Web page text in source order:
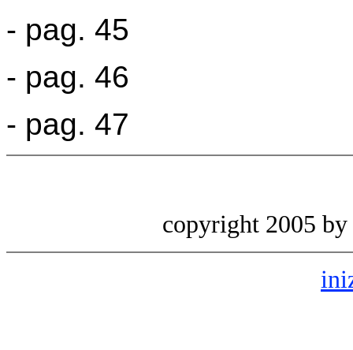
- pag. 45
- pag. 46
- pag. 47
copyright 2005 by